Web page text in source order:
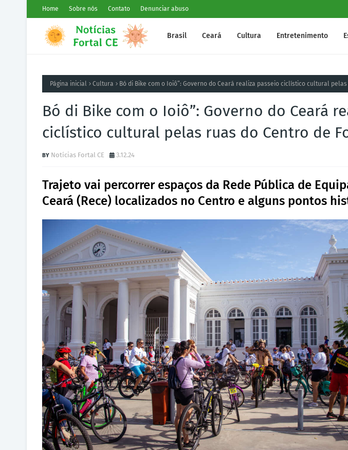
Home Sobre nós Contato Denunciar abuso
Brasil Ceará Cultura Entretenimento
Página inicial Cultura Bó di Bike com o Ioiô”: Governo do Ceará realiza passeio ciclístico cultural
Bó di Bike com o Ioiô”: Governo do Ceará
ciclístico cultural pelas ruas do Centro de
Notícias Fortal CE 3.12.24
Trajeto vai percorrer espaços da Rede Pública de
Ceará (Rece) localizados no Centro e alguns pontos